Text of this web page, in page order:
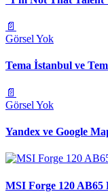
📄
Görsel Yok
Tema İstanbul ve
📄
Görsel Yok
Yandex ve Google
MSI Forge 120 AB65